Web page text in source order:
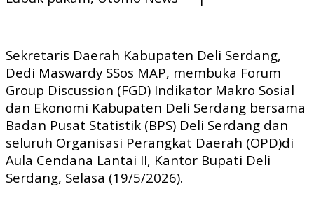
Sekretaris Daerah Kabupaten Deli Serdang,
Dedi Maswardy SSos MAP, membuka Forum
Group Discussion (FGD) Indikator Makro Sosial
dan Ekonomi Kabupaten Deli Serdang bersama
Badan Pusat Statistik (BPS) Deli Serdang dan
seluruh Organisasi Perangkat Daerah (OPD)di
Aula Cendana Lantai II, Kantor Bupati Deli
Serdang, Selasa (19/5/2026).